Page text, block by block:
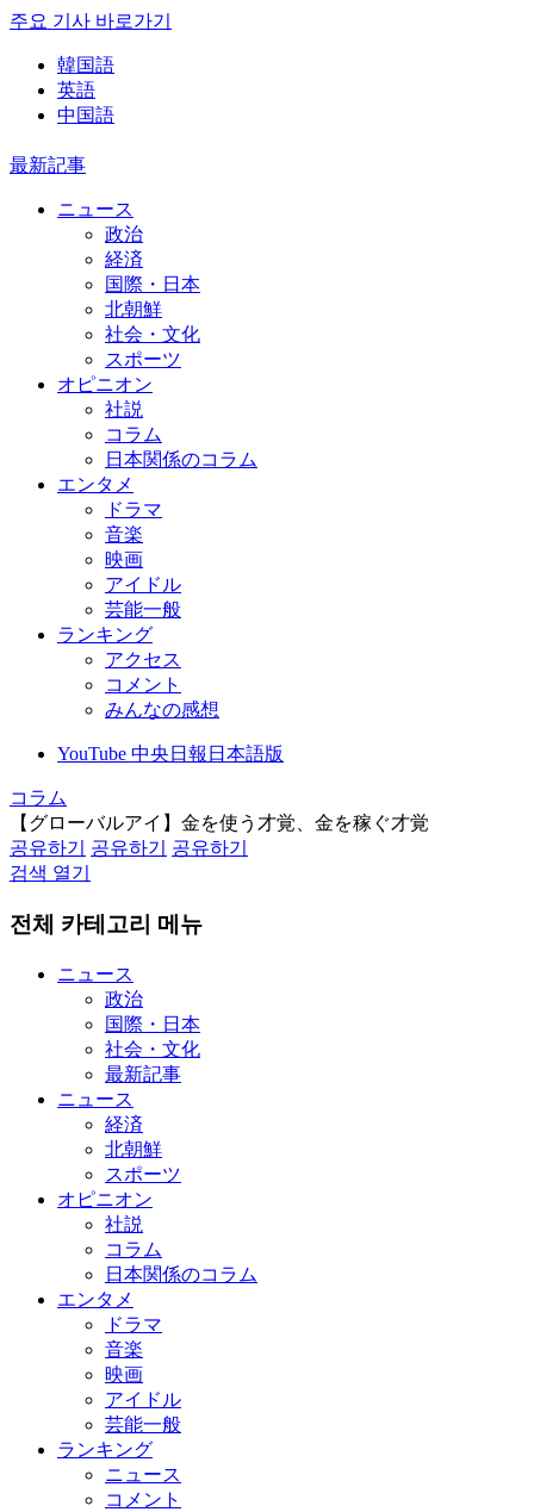
주요 기사 바로가기
韓国語
英語
中国語
最新記事
ニュース
政治
経済
国際・日本
北朝鮮
社会・文化
スポーツ
オピニオン
社説
コラム
日本関係のコラム
エンタメ
ドラマ
音楽
映画
アイドル
芸能一般
ランキング
アクセス
コメント
みんなの感想
YouTube 中央日報日本語版
コラム
【グローバルアイ】金を使う才覚、金を稼ぐ才覚
공유하기
공유하기
공유하기
검색 열기
전체 카테고리 메뉴
ニュース
政治
国際・日本
社会・文化
最新記事
ニュース
経済
北朝鮮
スポーツ
オピニオン
社説
コラム
日本関係のコラム
エンタメ
ドラマ
音楽
映画
アイドル
芸能一般
ランキング
ニュース
コメント